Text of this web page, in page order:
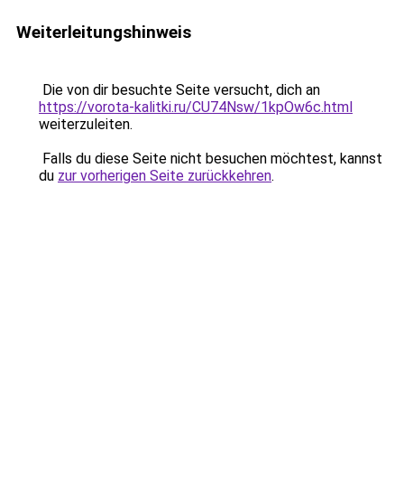
Weiterleitungshinweis
Die von dir besuchte Seite versucht, dich an
https://vorota-kalitki.ru/CU74Nsw/1kpOw6c.html
weiterzuleiten.
Falls du diese Seite nicht besuchen möchtest, kannst
du zur vorherigen Seite zurückkehren.